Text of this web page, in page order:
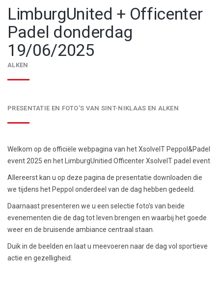
LimburgUnited + Officenter
Padel donderdag
19/06/2025
ALKEN
PRESENTATIE EN FOTO'S VAN SINT-NIKLAAS EN ALKEN
Welkom op de officiële webpagina van het XsolveIT Peppol&Padel
event 2025 en het LimburgUnitied Officenter XsolveIT padel event
Allereerst kan u op deze pagina de presentatie downloaden die
we tijdens het Peppol onderdeel van de dag hebben gedeeld.
Daarnaast presenteren we u een selectie foto’s van beide
evenementen die de dag tot leven brengen en waarbij het goede
weer en de bruisende ambiance centraal staan.
Duik in de beelden en laat u meevoeren naar de dag vol sportieve
actie en gezelligheid.